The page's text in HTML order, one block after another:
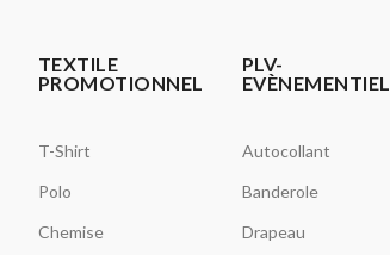
TEXTILE
PROMOTIONNEL
T-Shirt
Polo
Chemise
PLV-
EVÈNEMENTIEL
Autocollant
Banderole
Drapeau